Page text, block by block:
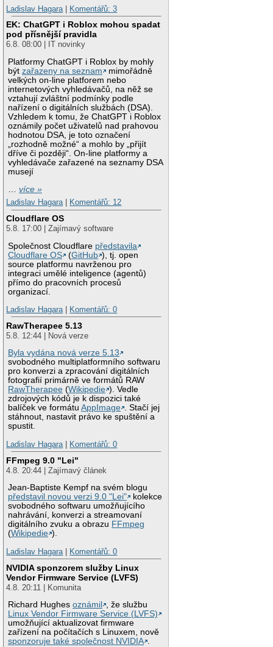
Ladislav Hagara
Komentářů: 3
EK: ChatGPT i Roblox mohou spadat
pod přísnější pravidla
6.8. 08:00 | IT novinky
Platformy ChatGPT i Roblox by mohly
býtzařazeny na seznam
mimořádně
velkých on-line platforem nebo
internetových vyhledávačů, na něž se
vztahují zvláštní podmínky podle
nařízení o digitálních službách (DSA).
Vzhledem k tomu, že ChatGPT i Roblox
oznámily počet uživatelů nad prahovou
hodnotou DSA, je toto označení
„rozhodně možné“ a mohlo by „přijít
dříve či později“. On-line platformy a
vyhledávače zařazené na seznamy DSA
musejí
…více »
Ladislav Hagara| Komentářů: 12
Cloudflare OS
5.8. 17:00 | Zajímavý software
Společnost Cloudflare představila
Cloudflare OS
(GitHub ), tj. open
source platformu navrženou pro
integraci umělé inteligence (agentů)
přímo do pracovních procesů
organizací.
Ladislav Hagara| Komentářů: 0
RawTherapee 5.13
5.8. 12:44 | Nová verze
Byla vydána nová verze 5.13
svobodného multiplatformního softwaru
pro konverzi a zpracování digitálních
fotografií primárně ve formátů RAW
RawTherapee (Wikipedie ). Vedle
zdrojových kódů je k dispozici také
balíček ve formátuAppImage . Stačí jej
stáhnout, nastavit právo ke spuštění a
spustit.
Ladislav Hagara| Komentářů: 0
FFmpeg 9.0 "Lei"
4.8. 20:44 | Zajímavý článek
Jean-Baptiste Kempf na svém blogu
představil novou verzi 9.0 "Lei"
kolekce
svobodného softwaru umožňujícího
nahrávání, konverzi a streamovaní
digitálního zvuku a obrazu FFmpeg
(Wikipedie ).
Ladislav Hagara| Komentářů: 0
NVIDIA sponzorem služby Linux
Vendor Firmware Service (LVFS)
4.8. 20:11 | Komunita
Richard Hughesoznámil
, že službu
Linux Vendor Firmware Service (LVFS)
umožňující aktualizovat firmware
zařízení na počítačích s Linuxem, nově
sponzoruje také společnost NVIDIA .